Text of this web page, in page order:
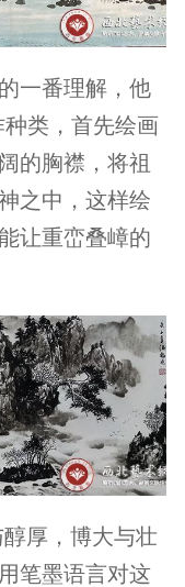
一番理解，他
类，首先绘画
的胸襟，将祖
之中，这样绘
让重峦叠嶂的
厚，博大与壮
笔墨语言对这